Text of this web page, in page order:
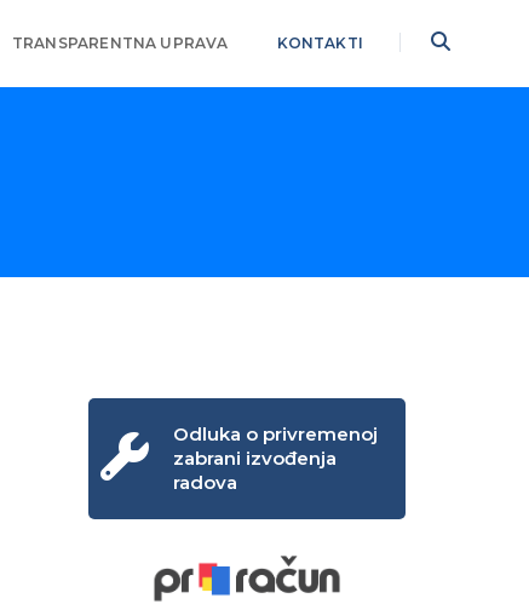
TRANSPARENTNA UPRAVA KONTAKTI
Odluka o privremenoj
zabrani izvođenja
radova